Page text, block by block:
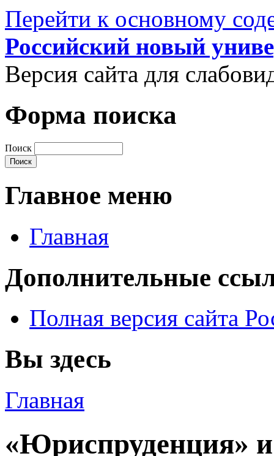
Перейти к основному
Российский новый
Версия сайта для
Форма поиска
Поиск
Главное меню
Главная
Дополнительные
Полная версия сайта
Вы здесь
Главная
«Юриспруденция»